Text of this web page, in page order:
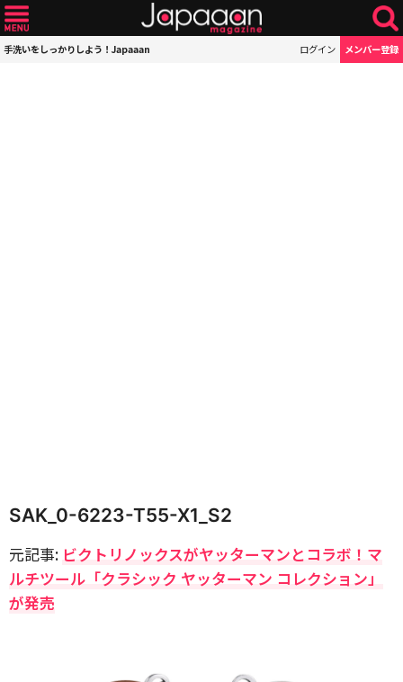
手洗いをしっかりしよう！Japaaan ログイン メンバー登録
SAK_0-6223-T55-X1_S2
元記事: ビクトリノックスがヤッターマンとコラボ！マ
ルチツール「クラシック ヤッターマン コレクション」
が発売